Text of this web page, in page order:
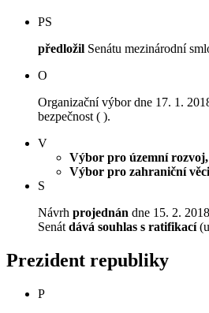
PS
předložil Senátu mezinárodní
O
Organizační výbor dne 17. 1.
bezpečnost ( ).
V
Výbor pro územní
Výbor pro zahraniční
S
Návrh projednán dne 15. 2.
Senát dává souhlas s ratifikací
Prezident republiky
P